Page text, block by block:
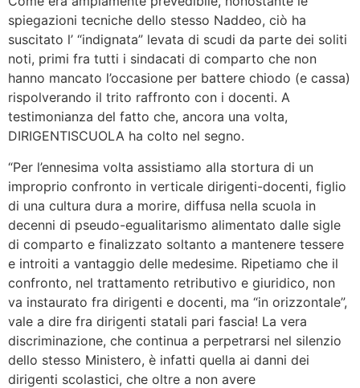
spiegazioni tecniche dello stesso Naddeo, ciò ha
suscitato l’ “indignata” levata di scudi da parte dei soliti
noti, primi fra tutti i sindacati di comparto che non
hanno mancato l’occasione per battere chiodo (e cassa)
rispolverando il trito raffronto con i docenti. A
testimonianza del fatto che, ancora una volta,
DIRIGENTISCUOLA ha colto nel segno.
“Per l’ennesima volta assistiamo alla stortura di un
improprio confronto in verticale dirigenti-docenti, figlio
di una cultura dura a morire, diffusa nella scuola in
decenni di pseudo-egualitarismo alimentato dalle sigle
di comparto e finalizzato soltanto a mantenere tessere
e introiti a vantaggio delle medesime. Ripetiamo che il
confronto, nel trattamento retributivo e giuridico, non
va instaurato fra dirigenti e docenti, ma “in orizzontale”,
vale a dire fra dirigenti statali pari fascia! La vera
discriminazione, che continua a perpetrarsi nel silenzio
dello stesso Ministero, è infatti quella ai danni dei
dirigenti scolastici, che oltre a non avere